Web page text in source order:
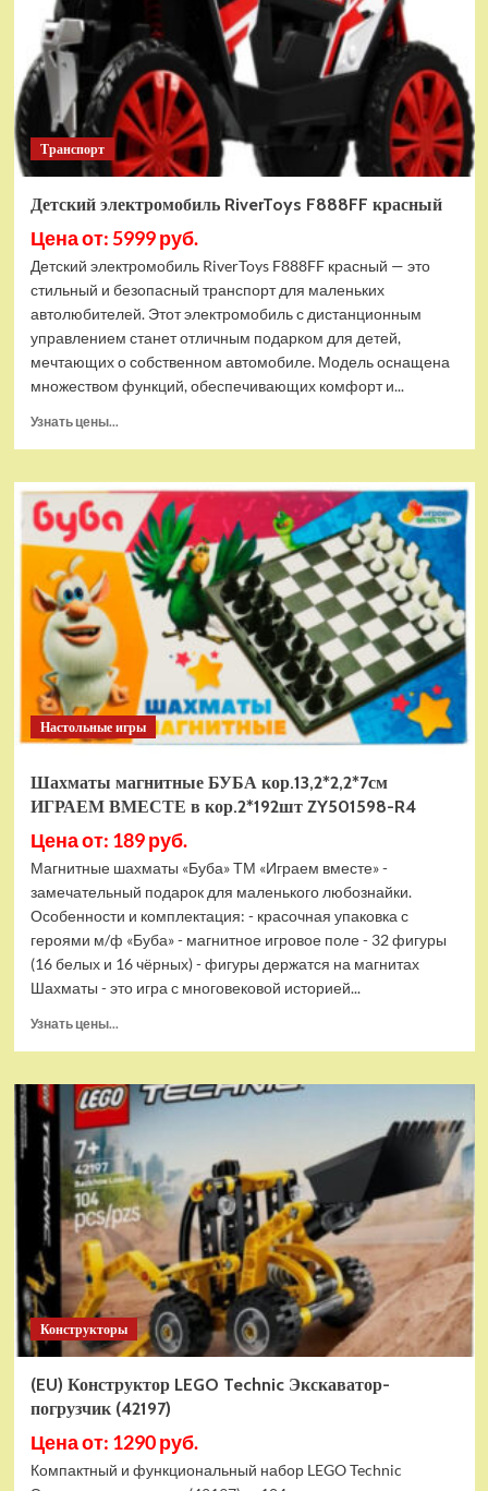
Транспорт
Детский электромобиль RiverToys F888FF красный
Цена от: 5999 руб.
Детский электромобиль RiverToys F888FF красный — это
стильный и безопасный транспорт для маленьких
автолюбителей. Этот электромобиль с дистанционным
управлением станет отличным подарком для детей,
мечтающих о собственном автомобиле. Модель оснащена
множеством функций, обеспечивающих комфорт и...
Узнать цены...
Детский
электромобиль
RiverToys
F888FF
красный
Настольные игры
Шахматы магнитные БУБА кор.13,2*2,2*7см
ИГРАЕМ ВМЕСТЕ в кор.2*192шт ZY501598-R4
Цена от: 189 руб.
Магнитные шахматы «Буба» ТМ «Играем вместе» -
замечательный подарок для маленького любознайки.
Особенности и комплектация: - красочная упаковка с
героями м/ф «Буба» - магнитное игровое поле - 32 фигуры
(16 белых и 16 чёрных) - фигуры держатся на магнитах
Шахматы - это игра с многовековой историей...
Узнать цены...
Шахматы
магнитные
БУБА
ИГРАЕМ
ВМЕСТЕ
в
кор.2*192шт
ZY501598-
R4
Конструкторы
(EU) Конструктор LEGO Technic Экскаватор-
погрузчик (42197)
Цена от: 1290 руб.
Компактный и функциональный набор LEGO Technic